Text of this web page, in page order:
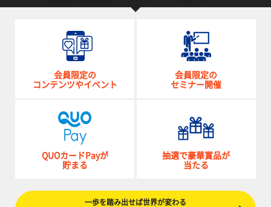
会員限定の
コンテンツやイベント
会員限定の
セミナー開催
QUOカードPayが
貯まる
抽選で豪華賞品が
当たる
一歩を踏み出せば世界が変わる